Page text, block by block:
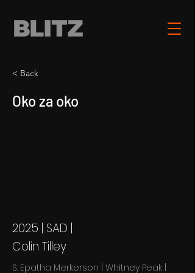
< Back
Oko za oko
2025 | SAD |
Colin Tilley
S. Epatha Merkerson | Whitney Peak |